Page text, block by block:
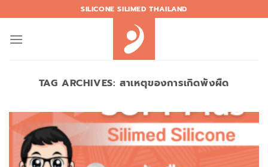
to
content
SILICONE SILIMED THAILAND
TAG ARCHIVES: สาเหตุของการเกิดพังผืด